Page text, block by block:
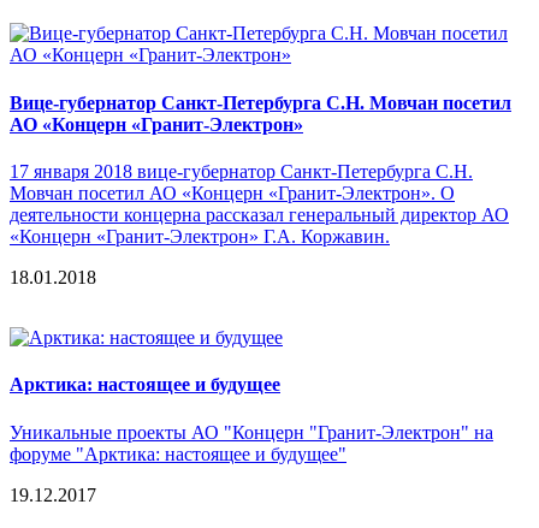
Вице-губернатор Санкт-Петербурга С.Н. Мовчан посетил
АО «Концерн «Гранит-Электрон»
17 января 2018 вице-губернатор Санкт-Петербурга С.Н.
Мовчан посетил АО «Концерн «Гранит-Электрон». О
деятельности концерна рассказал генеральный директор АО
«Концерн «Гранит-Электрон» Г.А. Коржавин.
18.01.2018
Арктика: настоящее и будущее
Уникальные проекты АО "Концерн "Гранит-Электрон" на
форуме "Арктика: настоящее и будущее"
19.12.2017